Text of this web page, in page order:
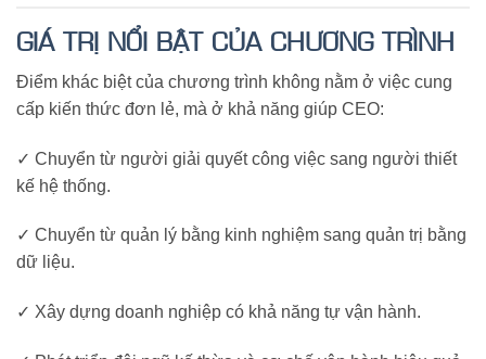
GIÁ TRỊ NỔI BẬT CỦA CHƯƠNG TRÌNH
Điểm khác biệt của chương trình không nằm ở việc cung
cấp kiến thức đơn lẻ, mà ở khả năng giúp CEO:
✓ Chuyển từ người giải quyết công việc sang người thiết
kế hệ thống.
✓ Chuyển từ quản lý bằng kinh nghiệm sang quản trị bằng
dữ liệu.
✓ Xây dựng doanh nghiệp có khả năng tự vận hành.